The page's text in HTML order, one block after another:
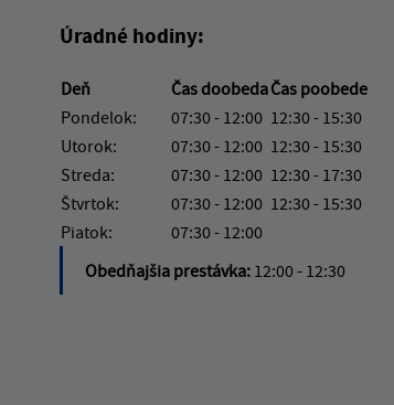
Úradné hodiny:
Deň Čas doobedaČas poobede
Pondelok:
07:30 - 12:00 12:30 - 15:30
Utorok:
07:30 - 12:00 12:30 - 15:30
Streda:
07:30 - 12:00 12:30 - 17:30
Štvrtok:
07:30 - 12:00 12:30 - 15:30
Piatok:
07:30 - 12:00
Obedňajšia prestávka: 12:00 - 12:30